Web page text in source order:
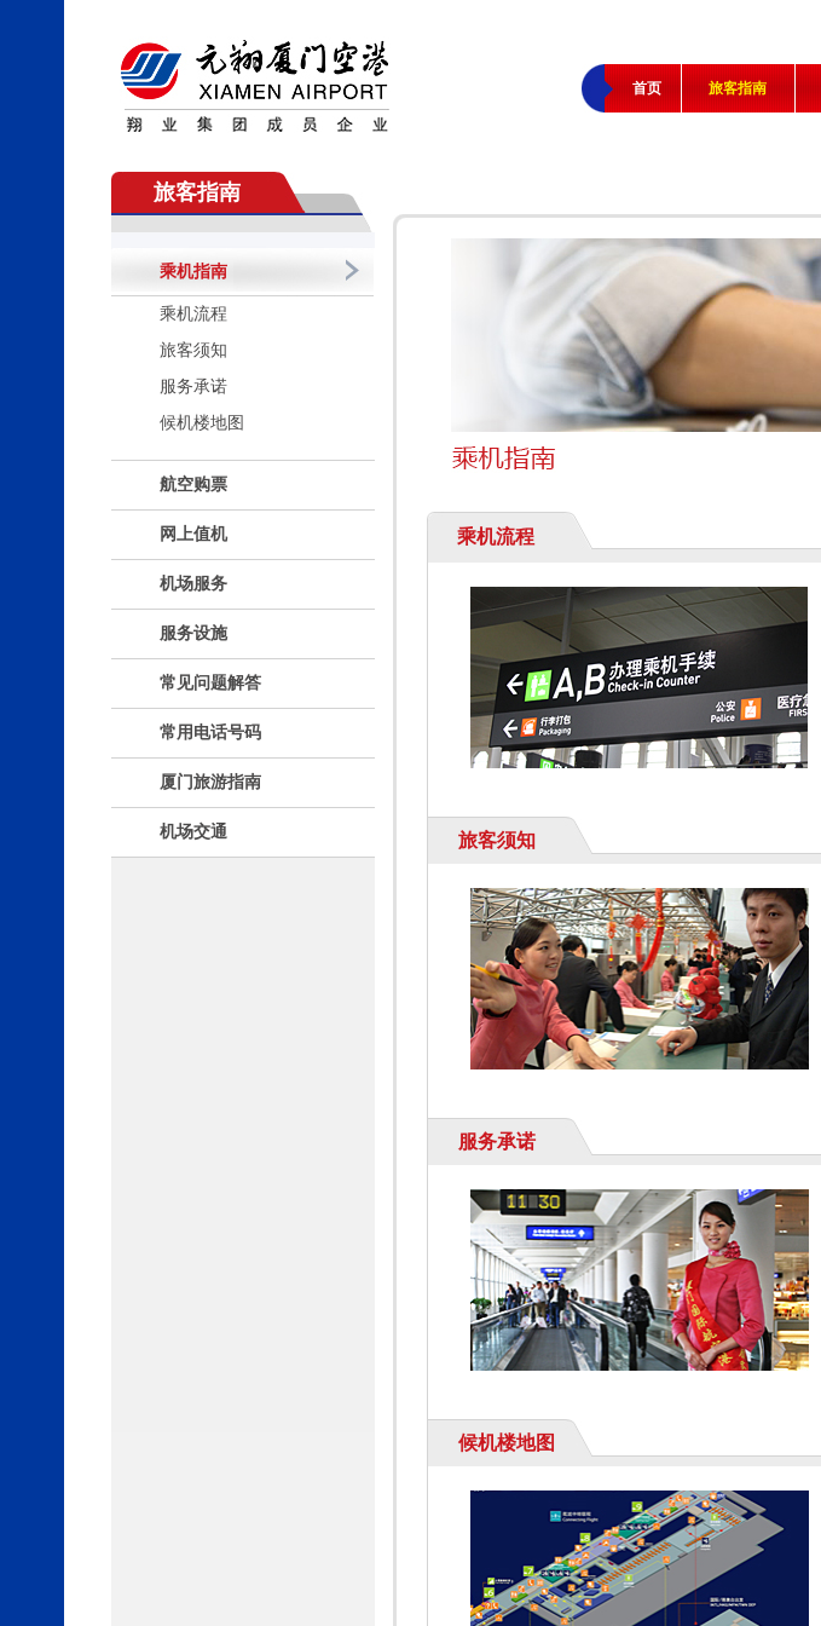
首页 旅客指南
旅客指南
乘机指南
乘机流程
旅客须知
服务承诺
候机楼地图
航空购票
网上值机
机场服务
服务设施
常见问题解答
常用电话号码
厦门旅游指南
机场交通
乘机流程
旅客须知
服务承诺
候机楼地图